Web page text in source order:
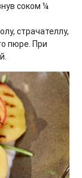
соком ¼
страчателлу,
пюре. При